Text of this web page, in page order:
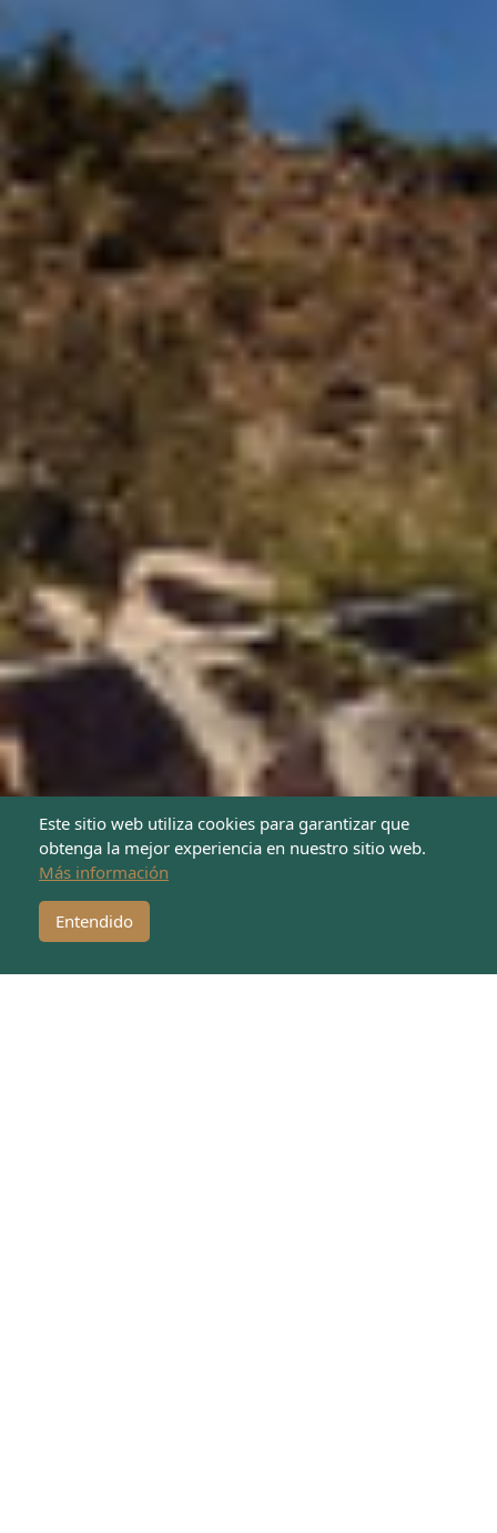
Este sitio web utiliza cookies para garantizar que
obtenga la mejor experiencia en nuestro sitio web.
Más información
Entendido